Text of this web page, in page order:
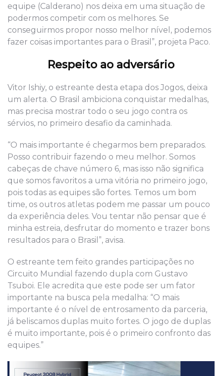
equipe (Calderano) nos deixa em uma situação de
podermos competir com os melhores. Se
conseguirmos propor nosso melhor nível, podemos
fazer coisas importantes para o Brasil”, projeta Paco.
Respeito ao adversário
Vitor Ishiy, o estreante desta etapa dos Jogos, deixa
um alerta. O Brasil ambiciona conquistar medalhas,
mas precisa mostrar todo o seu jogo contra os
sérvios, no primeiro desafio da caminhada.
“O mais importante é chegarmos bem preparados.
Posso contribuir fazendo o meu melhor. Somos
cabeças de chave número 6, mas isso não significa
que somos favoritos a uma vitória no primeiro jogo,
pois todas as equipes são fortes. Temos um bom
time, os outros atletas podem me passar um pouco
da experiência deles. Vou tentar não pensar que é
minha estreia, desfrutar do momento e trazer bons
resultados para o Brasil”, avisa.
O estreante tem feito grandes participações no
Circuito Mundial fazendo dupla com Gustavo
Tsuboi. Ele acredita que este pode ser um fator
importante na busca pela medalha: “O mais
importante é o nível de entrosamento da parceria,
já beliscamos duplas muito fortes. O jogo de duplas
é muito importante, pois é o primeiro confronto das
equipes.”